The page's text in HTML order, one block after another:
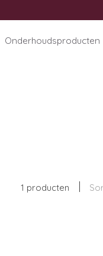
Onderhoudsproducten
1 producten